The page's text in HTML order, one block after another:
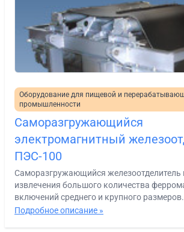
Оборудование для пищевой и
промышленности
Саморазгружающийся
электромагнитный
ПЭС-100
Саморазгружающийся железоотделитель
извлечения большого количества
включений среднего и крупного
Подробное описание »